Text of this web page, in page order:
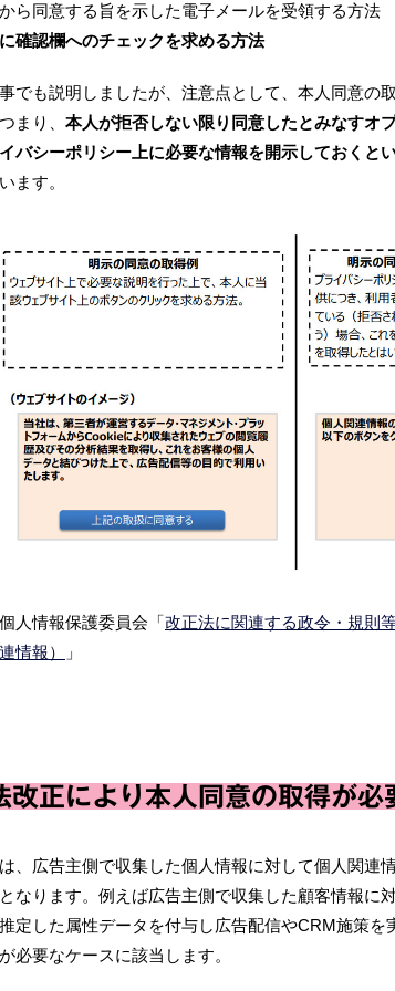
同意する旨を示した電子メールを受領する方法
確認欄へのチェックを求める方法
でも説明しましたが、注意点として、本人同意の
まり、 本人が拒否しない限り同意したとみなすオ
バシーポリシー上に必要な情報を開示しておくと
ます。
個人情報保護委員会「改正法に関連する政令・規則
情報）
」
改正により本人同意の取得が必
、広告主側で収集した個人情報に対して個人関連
なります。例えば広告主側で収集した顧客情報に
定した属性データを付与し広告配信やCRM施策を
必要なケースに該当します。